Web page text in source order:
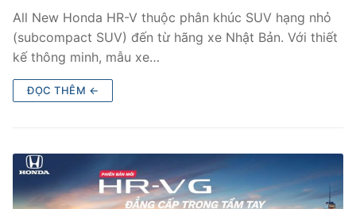
All New Honda HR-V thuộc phân khúc SUV hạng nhỏ
(subcompact SUV) đến từ hãng xe Nhật Bản. Với thiết
kế thông minh, mẫu xe…
ĐỌC THÊM ←